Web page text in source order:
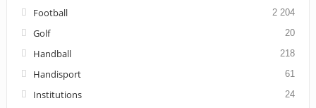
Football 2 204
Golf 20
Handball 218
Handisport 61
Institutions 24